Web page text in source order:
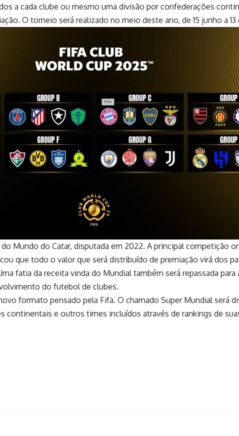
a cada clube ou mesmo uma divisão por confederações
O torneio será realizado no meio deste ano, de 15 junho a
Mundo do Catar, disputada em 2022. A principal competição
que todo o valor que será distribuído de premiação virá dos
fatia da receita vinda do Mundial também será repassada
do futebol de clubes.
formato pensado pela Fifa. O chamado Super Mundial será
e outros times incluídos através de rankings de